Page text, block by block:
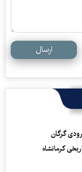
ارسال
گرگان
کرمانشاه